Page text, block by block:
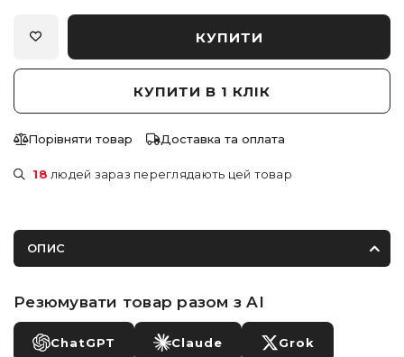
КУПИТИ
КУПИТИ В 1 КЛІК
Порівняти товар Доставка та оплата
18 людей зараз переглядають цей товар
ОПИС
Резюмувати товар разом з AI
ChatGPT Claude Grok